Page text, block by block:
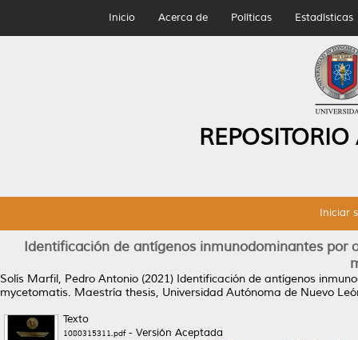
Inicio Acerca de Políticas Estadísticas
Iniciar
Identificación de antígenos inmunodominantes por
Solís Marfil, Pedro Antonio (2021) Identificación de antígenos
mycetomatis. Maestría thesis, Universidad Autónoma de Nuevo
Texto
1080315311.pdf- Versión Aceptada